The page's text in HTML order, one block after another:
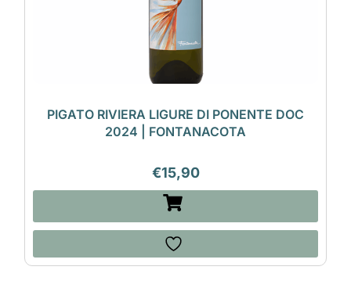
PIGATO RIVIERA LIGURE DI PONENTE DOC
2024 | FONTANACOTA
€15,90